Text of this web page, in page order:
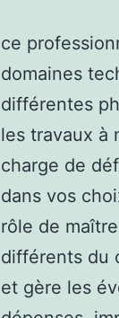
ce
domaines
différentes
les travaux à
charge de
dans vos
rôle de
différents du
et gère les